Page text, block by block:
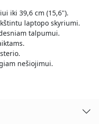
iki 39,6 cm (15,6").
laptopo skyriumi.
talpumui.
nešiojimui.